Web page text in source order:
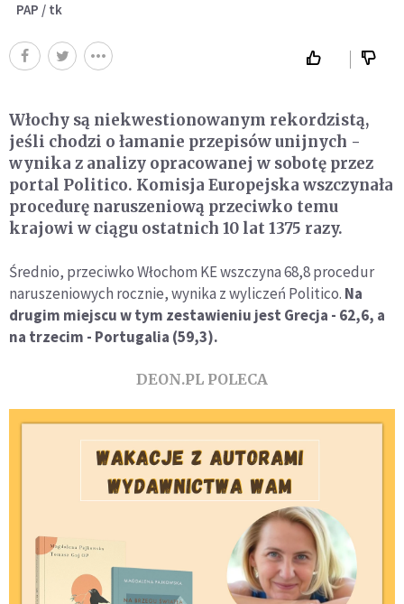
PAP / tk
Włochy są niekwestionowanym rekordzistą,
jeśli chodzi o łamanie przepisów unijnych -
wynika z analizy opracowanej w sobotę przez
portal Politico. Komisja Europejska wszczynała
procedurę naruszeniową przeciwko temu
krajowi w ciągu ostatnich 10 lat 1375 razy.
Średnio, przeciwko Włochom KE wszczyna 68,8 procedur
naruszeniowych rocznie, wynika z wyliczeń Politico. Na
drugim miejscu w tym zestawieniu jest Grecja - 62,6, a
na trzecim - Portugalia (59,3).
DEON.PL POLECA